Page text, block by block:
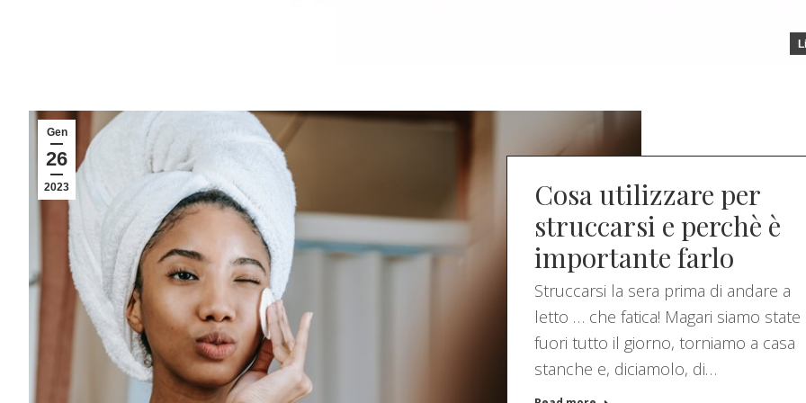
Gen
26
2023
Cosa utilizzare per
struccarsi e perchè è
importante farlo
Struccarsi la sera prima di andare a
letto … che fatica! Magari siamo state
fuori tutto il giorno, torniamo a casa
stanche e, diciamolo, di…